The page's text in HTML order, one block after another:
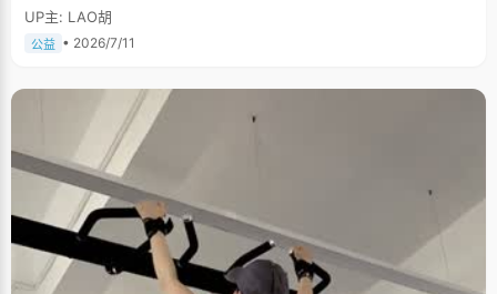
UP主: LAO胡
公益 • 2026/7/11